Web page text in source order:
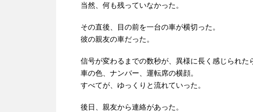
当然、何も残っていなかった。
その直後、目の前を一台の車が横切った。
彼の親友の車だった。
信号が変わるまでの数秒が、異様に長く感じられた
車の色、ナンバー、運転席の横顔。
すべてが、ゆっくりと流れていった。
後日、親友から連絡があった。